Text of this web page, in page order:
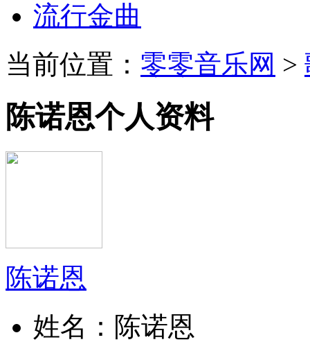
流行金曲
当前位置： 零零音乐网 >
陈诺恩个人资料
陈诺恩
姓名： 陈诺恩